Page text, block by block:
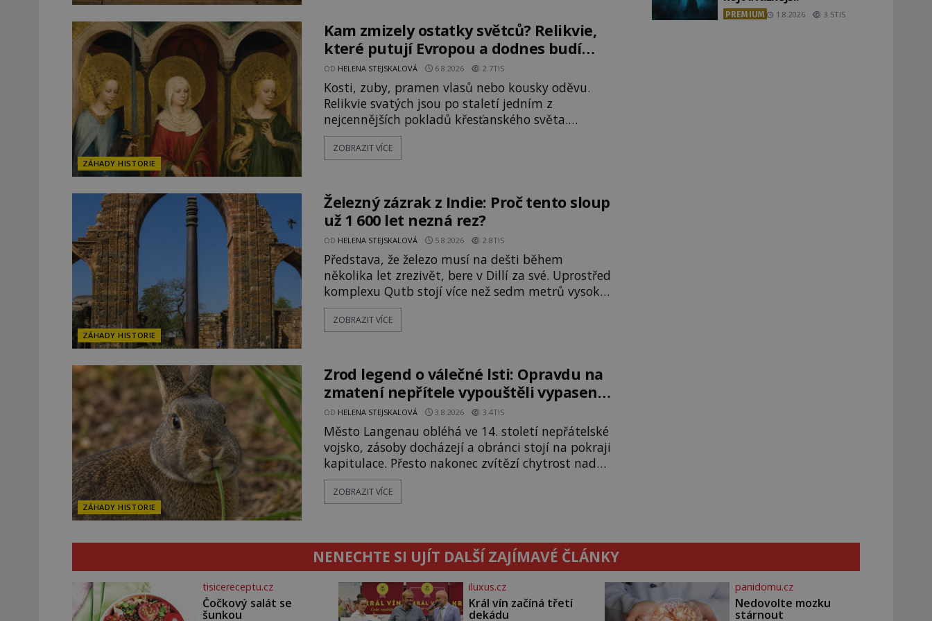
moře do Bari. Je to zbožná záchrana před
nebezpečím, nebo promyšlená krádež,
ZÁHADY HISTORIE
Kam zmizely ostatky světců? Relikvie,
které putují Evropou a dodnes budí
úžas
OD HELENA STEJSKALOVÁ 6.8.2026 2.7TIS
Kosti, zuby, pramen vlasů nebo kousky oděvu.
Relikvie svatých jsou po staletí jedním z
nejcennějších pokladů křesťanského světa.
Některé mají pečlivě doloženou historii, jiné
provází záhady, krádeže i nečekané objevy. Jejich
středověké Evropě mají relikvie mimořádnou
hodnotu. Nejsou jen předmětem úcty
ZOBRAZIT VÍCE
ZÁHADY HISTORIE
Železný zázrak z Indie: Proč tento sloup
už 1 600 let nezná rez?
OD HELENA STEJSKALOVÁ 5.8.2026 2.8TIS
Představa, že železo musí na dešti během
několika let zrezivět, bere v Dillí za své. Uprostřed
komplexu Qutb stojí více než sedm metrů vysoký
železný sloup, který už přibližně 1 600 let odolává
počasí s jen nepatrnými stopami koroze. Jeho
materiálech. Moderní metalurgie však ukazuje, že
skutečné vysvětlení je ješt
ZOBRAZIT VÍCE
ZÁHADY HISTORIE
Zrod legend o válečné lsti: Opravdu na
zmatení nepřítele vypouštěli vypasené
králíky?
OD HELENA STEJSKALOVÁ 3.8.2026 3.4TIS
Město Langenau obléhá ve 14. století nepřátelské
vojsko, zásoby docházejí a obránci stojí na pokraji
kapitulace. Přesto nakonec zvítězí chytrost nad
hrubou silou. Podle staré německé legendy
vypustí obyvatelé za hradby dobře živeného
městě ubývají zásoby a každý den znamená další
porci strádá
ZOBRAZIT VÍCE
PREMIUM 1.8.2026 3.5TIS
NENECHTE SI UJÍT DALŠÍ ZAJÍMAVÉ ČLÁNKY
tisicereceptu.cz
Čočkový salát se
šunkou
iluxus.cz
Král vín začíná třetí
dekádu
panidomu.cz
Nedovolte mozku
stárnout